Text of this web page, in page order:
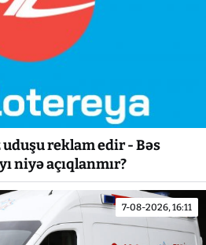
uduşu reklam edir - Bəs
niyə açıqlanmır?
7-08-2026, 16:11